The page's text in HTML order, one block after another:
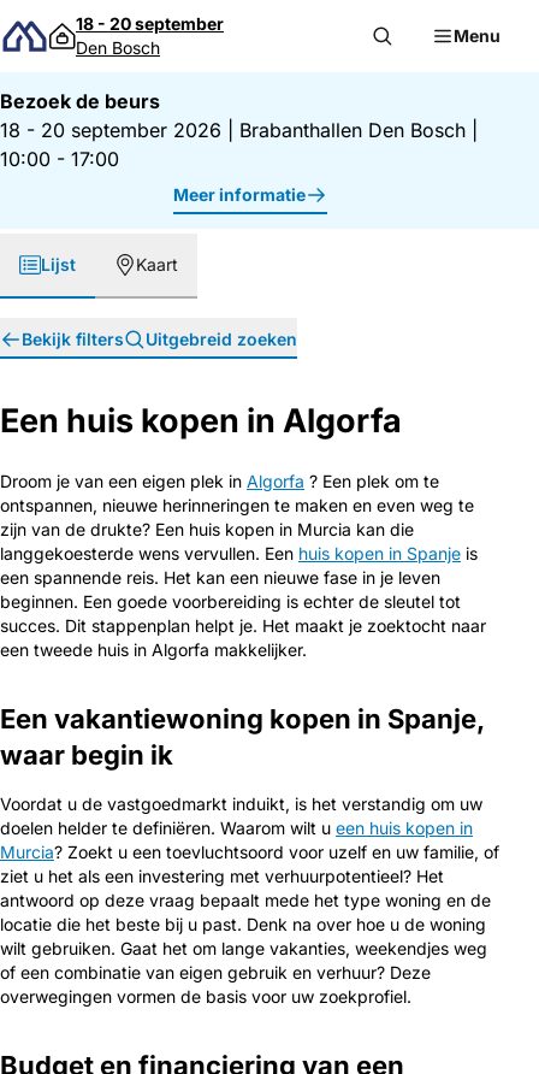
Direct naar inhoud
18 - 20 september
Den Bosch
Menu
Bezoek de beurs
18 - 20 september 2026
Brabanthallen Den Bosch
10:00 - 17:00
Meer informatie
Lijst Kaart
Bekijk filters Uitgebreid zoeken
Een huis kopen in Algorfa
Droom je van een eigen plek in Algorfa ? Een plek om te
ontspannen, nieuwe herinneringen te maken en even weg te
zijn van de drukte? Een huis kopen in Murcia kan die
langgekoesterde wens vervullen. Een huis kopen in Spanje is
een spannende reis. Het kan een nieuwe fase in je leven
beginnen. Een goede voorbereiding is echter de sleutel tot
succes. Dit stappenplan helpt je. Het maakt je zoektocht naar
een tweede huis in Algorfa makkelijker.
Een vakantiewoning kopen in Spanje,
waar begin ik
Voordat u de vastgoedmarkt induikt, is het verstandig om uw
doelen helder te definiëren. Waarom wilt u een huis kopen in
Murcia? Zoekt u een toevluchtsoord voor uzelf en uw familie, of
ziet u het als een investering met verhuurpotentieel? Het
antwoord op deze vraag bepaalt mede het type woning en de
locatie die het beste bij u past. Denk na over hoe u de woning
wilt gebruiken. Gaat het om lange vakanties, weekendjes weg
of een combinatie van eigen gebruik en verhuur? Deze
overwegingen vormen de basis voor uw zoekprofiel.
Budget en financiering van een